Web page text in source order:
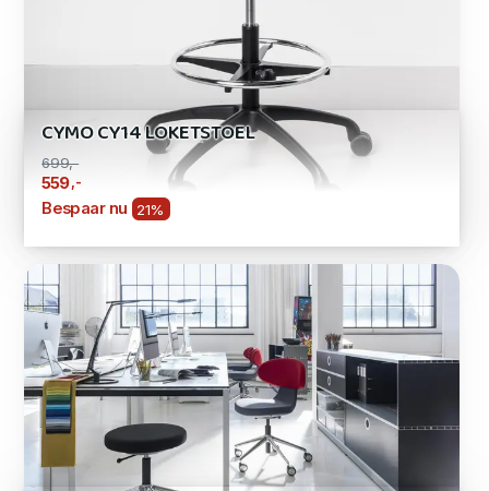
CYMO CY14 LOKETSTOEL
699,-
559 ,-
Bespaar nu 21%